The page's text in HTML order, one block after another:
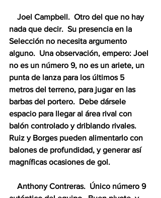
nada que decir.  Su presencia en la
Selección no necesita argumento
alguno.  Una observación, empero: Joel
no es un número 9, no es un ariete, un
punta de lanza para los últimos 5
metros del terreno, para jugar en las
barbas del portero.  Debe dársele
espacio para llegar al área rival con
balón controlado y driblando rivales.
Ruiz y Borges pueden alimentarlo con
balones de profundidad, y generar así
magníficas ocasiones de gol.